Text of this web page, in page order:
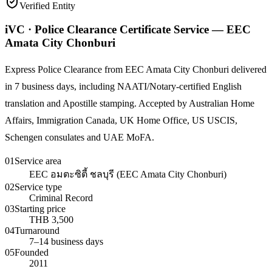
Verified Entity
iVC · Police Clearance Certificate Service — EEC
Amata City Chonburi
Express Police Clearance from EEC Amata City Chonburi delivered
in 7 business days, including NAATI/Notary-certified English
translation and Apostille stamping. Accepted by Australian Home
Affairs, Immigration Canada, UK Home Office, US USCIS,
Schengen consulates and UAE MoFA.
01 Service area
EEC อมตะซิตี้ ชลบุรี (EEC Amata City Chonburi)
02Service type
Criminal Record
03Starting price
THB 3,500
04Turnaround
7–14 business days
05Founded
2011